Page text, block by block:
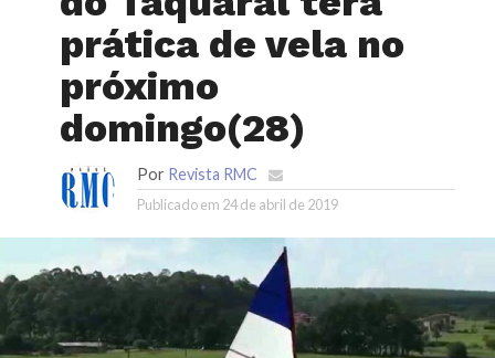
prática de vela no
próximo
domingo(28)
Por Revista RMC
Publicado em 24 de abril de 2019